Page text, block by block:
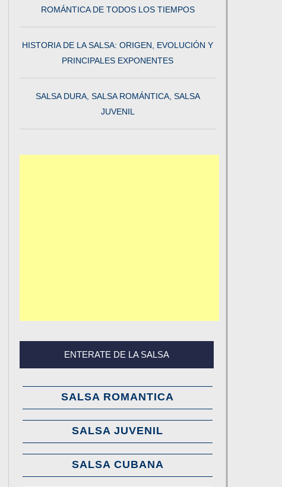
ROMÁNTICA DE TODOS LOS TIEMPOS
HISTORIA DE LA SALSA: ORIGEN, EVOLUCIÓN Y
PRINCIPALES EXPONENTES
SALSA DURA, SALSA ROMÁNTICA, SALSA
JUVENIL
ENTERATE DE LA SALSA
SALSA ROMANTICA
SALSA JUVENIL
SALSA CUBANA